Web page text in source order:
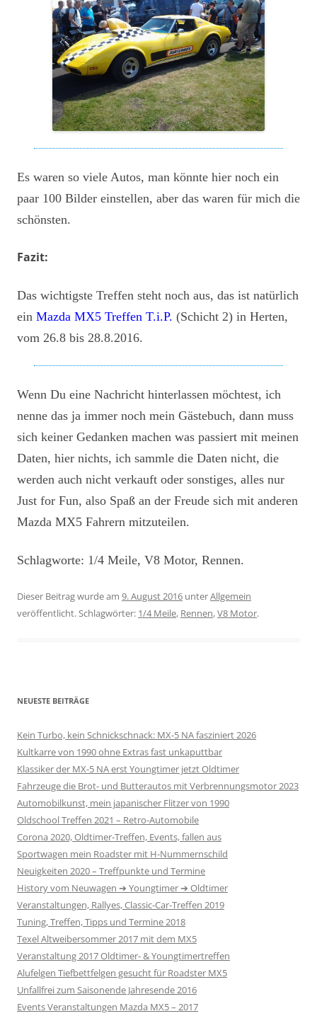
Es waren so viele Autos, man könnte hier noch ein
paar 100 Bilder einstellen, aber das waren für mich die
schönsten.
Fazit:
Das wichtigste Treffen steht noch aus, das ist natürlich
ein Mazda MX5 Treffen T.i.P. (Schicht 2) in Herten,
vom 26.8 bis 28.8.2016.
Wenn Du eine Nachricht hinterlassen möchtest, ich
nenne das ja immer noch mein Gästebuch, dann muss
sich keiner Gedanken machen was passiert mit meinen
Daten, hier nichts, ich sammle die Daten nicht, die
werden auch nicht verkauft oder sonstiges, alles nur
Just for Fun, also Spaß an der Freude sich mit anderen
Mazda MX5 Fahrern mitzuteilen.
Schlagworte: 1/4 Meile, V8 Motor, Rennen.
Dieser Beitrag wurde am 9. August 2016 unterAllgemein
veröffentlicht. Schlagwörter: 1/4 Meile, Rennen,V8 Motor.
NEUESTE BEITRÄGE
Kein Turbo, kein Schnickschnack: MX-5 NA fasziniert 2026
Kultkarre von 1990 ohne Extras fast unkaputtbar
Klassiker der MX-5 NA erst Youngtimer jetzt Oldtimer
Fahrzeuge die Brot- und Butterautos mit Verbrennungsmotor 2023
Automobilkunst, mein japanischer Flitzer von 1990
Oldschool Treffen 2021 – Retro-Automobile
Corona 2020, Oldtimer-Treffen, Events, fallen aus
Sportwagen mein Roadster mit H-Nummernschild
Neuigkeiten 2020 – Treffpunkte und Termine
History vom Neuwagen ➔ Youngtimer ➔ Oldtimer
Veranstaltungen, Rallyes, Classic-Car-Treffen 2019
Tuning, Treffen, Tipps und Termine 2018
Texel Altweibersommer 2017 mit dem MX5
Veranstaltung 2017 Oldtimer- & Youngtimertreffen
Alufelgen Tiefbettfelgen gesucht für Roadster MX5
Unfallfrei zum Saisonende Jahresende 2016
Events Veranstaltungen Mazda MX5 – 2017